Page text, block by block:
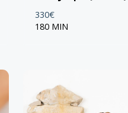
330€
180 MIN